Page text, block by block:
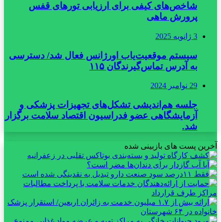
شاخص‌های کیفی برای ارزیابی تورهای قفس
پرورش ماهی
3 ژانویه 2025
سیستم موقعیت‌یاب اورژانس فعال شد/ دسترسی
به آدرس تماس‌گیرندگان ۱۱۵
29 نوامبر 2024
جلسه هم‌اندیشی تشکل‌های تجهیزات پزشکی و
آزمایشگاهی عضو فدراسیون اقتصاد سلامت برگزار
شد.
آخرین پست های بازبینی شده